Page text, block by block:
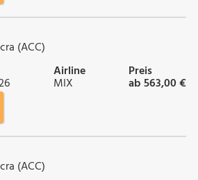
(ACC)
Airline
MIX
Preis
ab 563,00 €
(ACC)